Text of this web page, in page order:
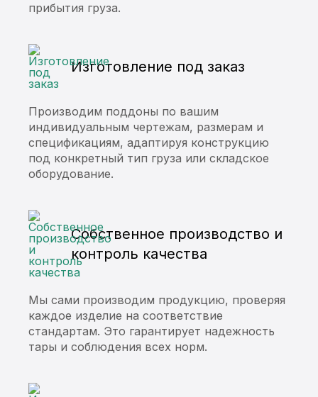
прибытия груза.
Изготовление под заказ
Производим поддоны по вашим
индивидуальным чертежам, размерам и
спецификациям, адаптируя конструкцию
под конкретный тип груза или складское
оборудование.
Собственное производство и
контроль качества
Мы сами производим продукцию, проверяя
каждое изделие на соответствие
стандартам. Это гарантирует надежность
тары и соблюдения всех норм.